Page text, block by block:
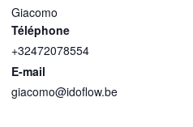
Giacomo
Téléphone
+32472078554
E-mail
giacomo@idoflow.be